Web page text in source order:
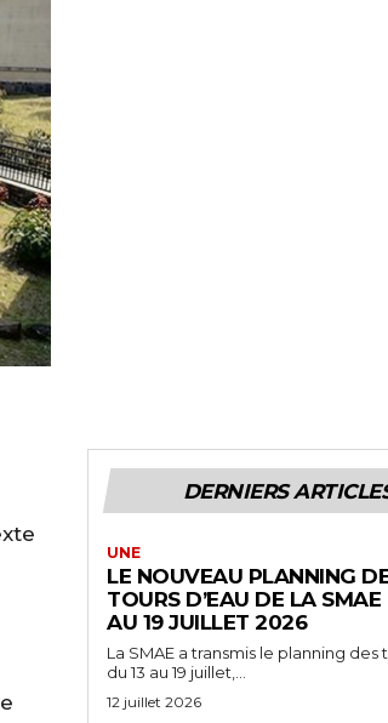
DERNIERS
UNE
LE NOUVEAU PLANNING
TOURS D’EAU DE LA SMAE
AU 19 JUILLET 2026
La SMAE a transmis le planning des
du 13 au 19 juillet,...
12 juillet 2026